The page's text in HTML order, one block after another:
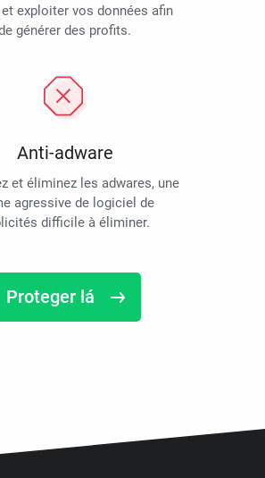
exploiter vos données afin
générer des profits.
Anti-adware
et éliminez les adwares, une
agressive de logiciel de
difficile à éliminer.
Proteger lá